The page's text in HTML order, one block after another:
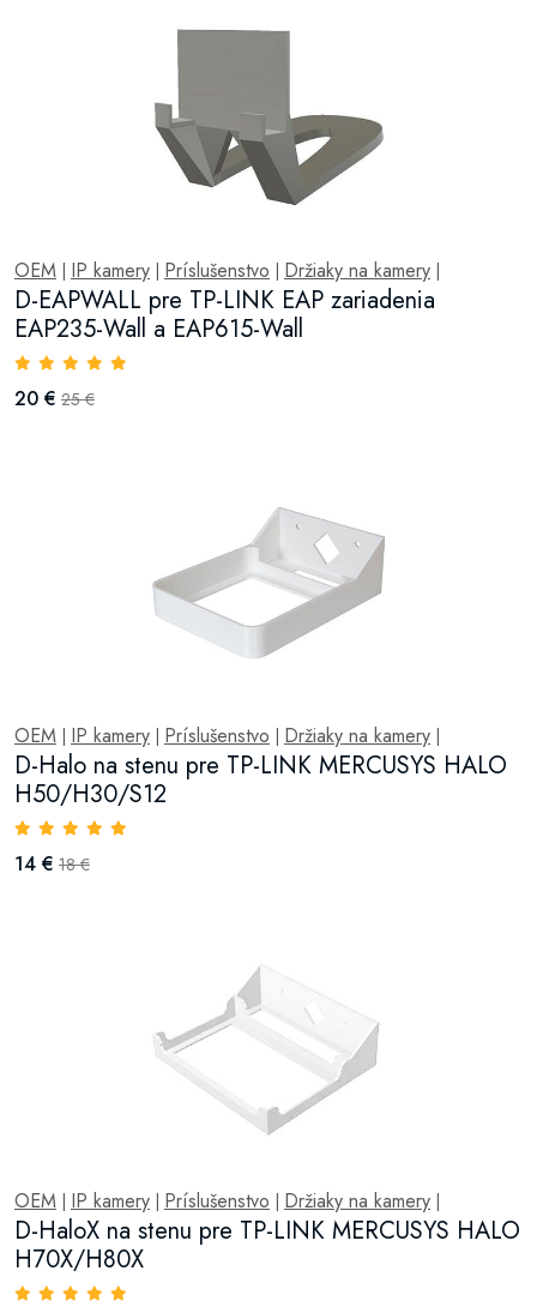
OEM IP kamery Príslušenstvo Držiaky na kamery
D-EAPWALL pre TP-LINK EAP zariadenia
EAP235-Wall a EAP615-Wall
20 € 25 €
OEM IP kamery Príslušenstvo Držiaky na kamery
D-Halo na stenu pre TP-LINK MERCUSYS HALO
H50/H30/S12
14 € 18 €
OEM IP kamery Príslušenstvo Držiaky na kamery
D-HaloX na stenu pre TP-LINK MERCUSYS HALO
H70X/H80X